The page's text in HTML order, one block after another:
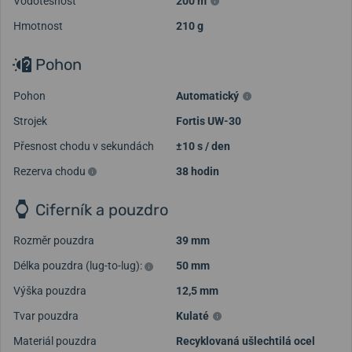
Načíst další videa
Hmotnost
210 g
Pohon
Pohon
Automatický
Strojek
Fortis UW-30
Přesnost chodu v sekundách
±10 s / den
Rezerva chodu
38 hodin
Ciferník a pouzdro
Rozměr pouzdra
39 mm
Délka pouzdra (lug-to-lug):
50 mm
Výška pouzdra
12,5 mm
Tvar pouzdra
Kulaté
Materiál pouzdra
Recyklovaná ušlechtilá ocel